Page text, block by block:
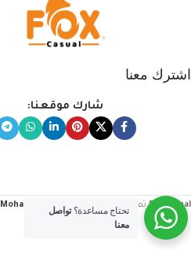
اشترك معنا
شارك موقعنا:
FoxCasualتم إنشاؤه بواسطة Mohamed Sayed تحتاج مساعدة؟تواصل
معنا